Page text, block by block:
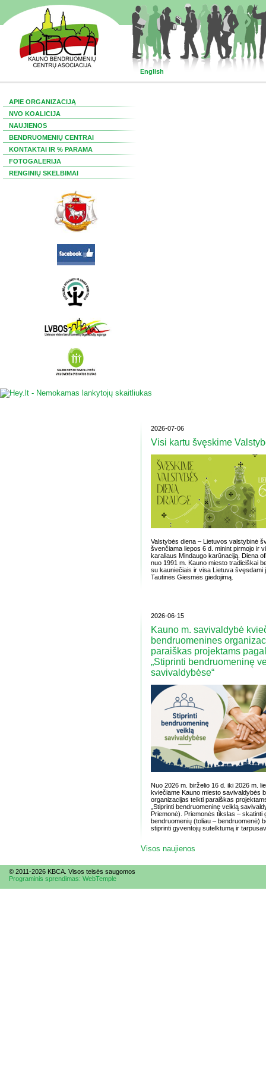
English
APIE ORGANIZACIJĄ
NVO KOALICIJA
NAUJIENOS
BENDRUOMENIŲ CENTRAI
KONTAKTAI IR % PARAMA
FOTOGALERIJA
RENGINIŲ SKELBIMAI
2026-07-06
Visi kartu švęskime
Valstybės diena – Lietuvos valstybinė
švenčiama liepos 6 d. minint pirmojo ir
karaliaus Mindaugo karūnaciją. Diena
nuo 1991 m. Kauno miesto tradiciškai
su kauniečiais ir visa Lietuva švęsdami
Tautinės Giesmės giedojimą.
2026-06-15
Kauno m. savivaldybė
bendruomenines
paraiškas projektams
„Stiprinti bendruomeninę
savivaldybėse“
Nuo 2026 m. birželio 16 d. iki 2026 m.
kviečiame Kauno miesto savivaldybės
organizacijas teikti paraiškas
„Stiprinti bendruomeninę veiklą
Priemonė). Priemonės tikslas – skatinti
bendruomenių (toliau – bendruomenė)
stiprinti gyventojų sutelktumą ir
Visos naujienos
© 2011-2026 KBCA. Visos teisės saugomos
Programinis sprendimas: WebTemple